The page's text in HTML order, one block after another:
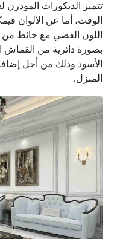
الوقت، أما عن الألوان
اللون الفضي مع حائط من
بصورة دائرية من القماش
الأسود وذلك من أجل
المنزل.